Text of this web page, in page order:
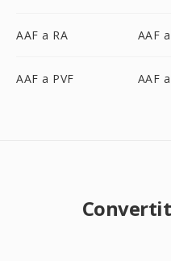
AAF a RA AAF
AAF a PVF AAF